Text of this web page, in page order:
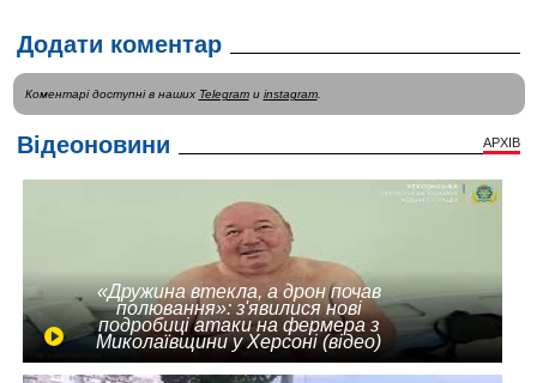
Додати коментар
Коментарі доступні в наших Telegramи instagram.
Відеоновини АРХІВ
«Дружина втекла, а дрон почав
полювання»: з'явилися нові
подробиці атаки на фермера з
Миколаївщини у Херсоні (відео)